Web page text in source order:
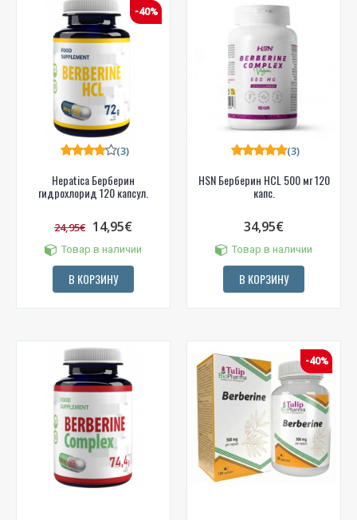
-40%
Hepatica Берберин
гидрохлорид 120 капсул.
(3)
24,95€ 14,95€
Товар в наличии
В КОРЗИНУ
HSN Берберин HCL 500 мг 120
капс.
(3)
34,95€
Товар в наличии
В КОРЗИНУ
-40%